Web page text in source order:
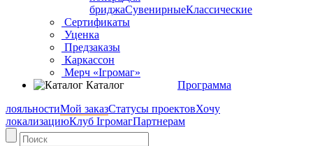
бриджаСувенирныеКлассические
Сертификаты
Уценка
Предзаказы
Каркассон
Мерч «Ігромаг»
Каталог
Программа
лояльностиМой заказСтатусы проектовХочу
локализациюКлуб ІгромагПартнерам